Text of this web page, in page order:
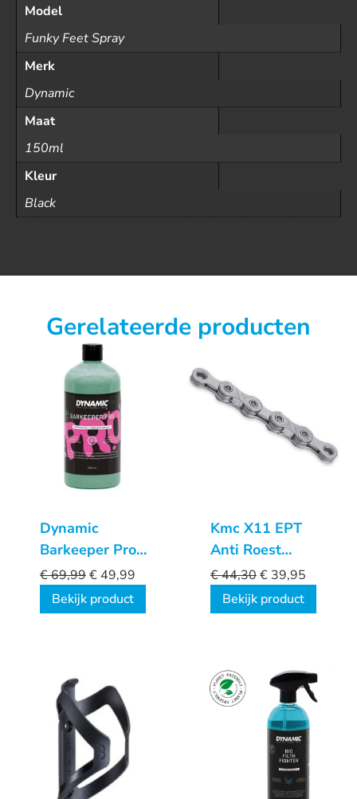
Model
Funky Feet Spray
Merk
Dynamic
Maat
150ml
Kleur
Black
Gerelateerde producten
Dynamic
Barkeeper Pro
Sealant 1 liter
€69,99€ 49,99
Bekijk product
Kmc X11 EPT
Anti Roest
ketting
€44,30€ 39,95
Bekijk product